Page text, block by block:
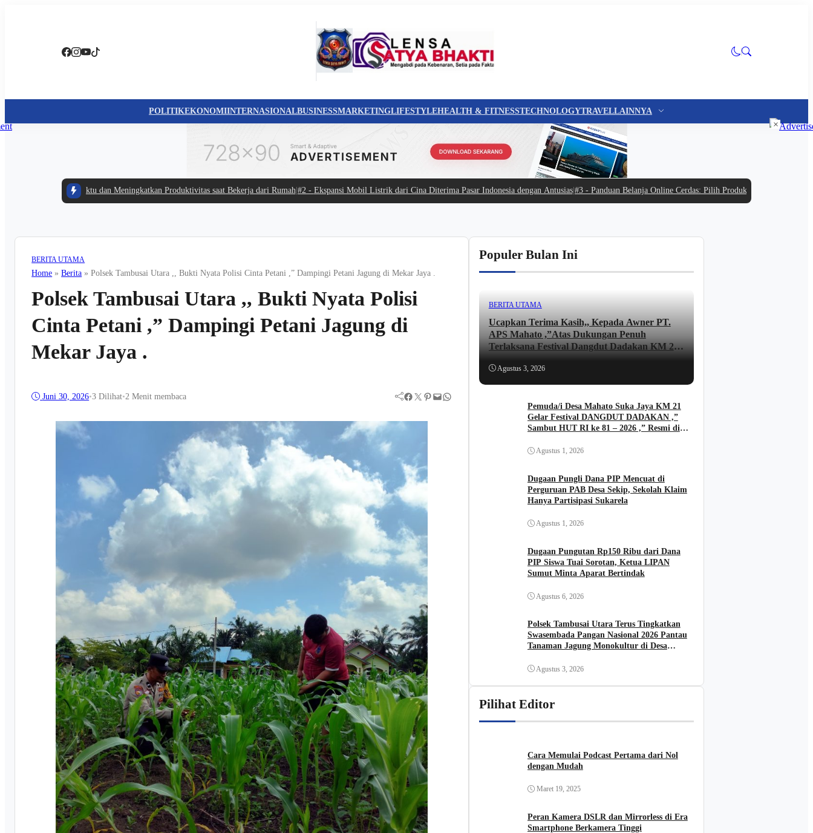
POLITIKEKONOMIINTERNASIONALBUSINESSMARKETINGLIFESTYLEHEALTH & FITNESSTECHNOLOGYTRAVELLAINNYA
Mengatur Waktu dan Meningkatkan Produktivitas saat Bekerja dari Rumah|#2 -Ekspansi Mobil Listrik dari Cina Diterima Pasar Indonesia dengan Antusias|#3 -Panduan Belanja Online Cerdas: Pilih Produk dengan Bijak dan
BERITA UTAMA
Home »Berita »Polsek Tambusai Utara ,, Bukti Nyata Polisi Cinta Petani ,” Dampingi Petani Jagung di Mekar Jaya .
Polsek Tambusai Utara ,, Bukti Nyata Polisi
Cinta Petani ,” Dampingi Petani Jagung di
Mekar Jaya .
Juni 30, 2026•3Dilihat•2 Menit membaca Facebook Twitter Pinterest Mail WhatsApp
Populer Bulan Ini
BERITA UTAMA
Ucapkan Terima Kasih,, Kepada Awner PT.
APS Mahato ,”Atas Dukungan Penuh
Terlaksana Festival Dangdut Dadakan KM 21
,, lni Ungkapan JUNAIDI ..
Agustus 3, 2026
Pemuda/i Desa Mahato Suka Jaya KM 21
Gelar Festival DANGDUT DADAKAN ,”
Sambut HUT RI ke 81 – 2026 ,” Resmi di
Agustus 1, 2026
Dugaan Pungli Dana PIP Mencuat di
Perguruan PAB Desa Sekip, Sekolah Klaim
Hanya Partisipasi Sukarela
Agustus 1, 2026
Dugaan Pungutan Rp150 Ribu dari Dana
PIP Siswa Tuai Sorotan, Ketua LIPAN
Sumut Minta Aparat Bertindak
Agustus 6, 2026
Polsek Tambusai Utara Terus Tingkatkan
Swasembada Pangan Nasional 2026 Pantau
Tanaman Jagung Monokultur di Desa
Agustus 3, 2026
Pilihat Editor
Cara Memulai Podcast Pertama dari Nol
dengan Mudah
Maret 19, 2025
Peran Kamera DSLR dan Mirrorless di Era
Smartphone Berkamera Tinggi
×